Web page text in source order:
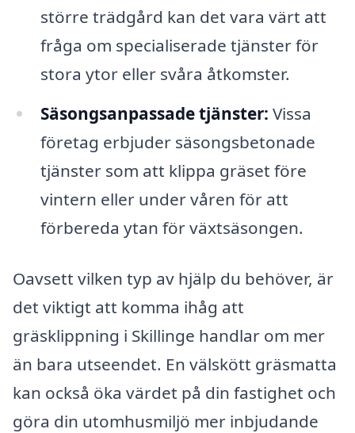
större trädgård kan det vara värt att
fråga om specialiserade tjänster för
stora ytor eller svåra åtkomster.
Säsongsanpassade tjänster: Vissa
företag erbjuder säsongsbetonade
tjänster som att klippa gräset före
vintern eller under våren för att
förbereda ytan för växtsäsongen.
Oavsett vilken typ av hjälp du behöver, är
det viktigt att komma ihåg att
gräsklippning i Skillinge handlar om mer
än bara utseendet. En välskött gräsmatta
kan också öka värdet på din fastighet och
göra din utomhusmiljö mer inbjudande